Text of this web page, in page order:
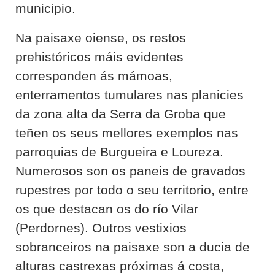
municipio.
Na paisaxe oiense, os restos
prehistóricos máis evidentes
corresponden ás mámoas,
enterramentos tumulares nas planicies
da zona alta da Serra da Groba que
teñen os seus mellores exemplos nas
parroquias de Burgueira e Loureza.
Numerosos son os paneis de gravados
rupestres por todo o seu territorio, entre
os que destacan os do río Vilar
(Perdornes). Outros vestixios
sobranceiros na paisaxe son a ducia de
alturas castrexas próximas á costa,